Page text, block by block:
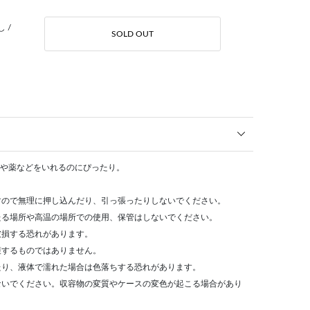
/
SOLD OUT
薬などをいれるのにぴったり。
で無理に押し込んだり、引っ張ったりしないでください。
場所や高温の場所での使用、保管はしないでください。
する恐れがあります。
るものではありません。
、液体で濡れた場合は色落ちする恐れがあります。
でください。収容物の変質やケースの変色が起こる場合があり